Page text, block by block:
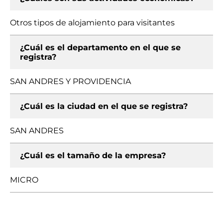
Otros tipos de alojamiento para visitantes
¿Cuál es el departamento en el que se
registra?
SAN ANDRES Y PROVIDENCIA
¿Cuál es la ciudad en el que se registra?
SAN ANDRES
¿Cuál es el tamaño de la empresa?
MICRO